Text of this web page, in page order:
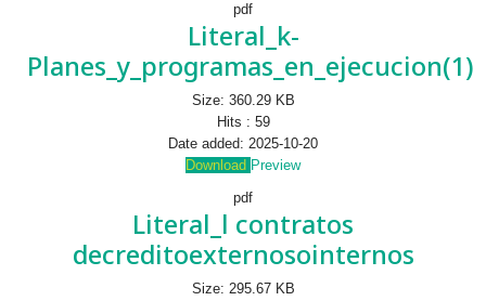
pdf
Literal_k-
Planes_y_programas_en_ejecucion(1)
Size: 360.29 KB
Hits : 59
Date added: 2025-10-20
Download Preview
pdf
Literal_l contratos
decreditoexternosointernos
Size: 295.67 KB